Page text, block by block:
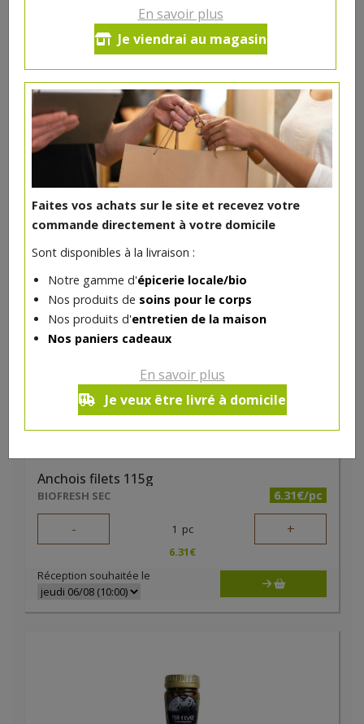
En savoir plus
Je viendrai au magasin
Faites vos achats sur le site et recevez votre
commande directement à votre domicile
Sont disponibles à la livraison :
Notre gamme d'épicerie locale/bio
Nos produits de soins pour le corps
Nos produits d'entretien de la maison
Nos paniers cadeaux
En savoir plus
Je veux être livré à domicile
Haricots verts bio 340g Luna
Terra Demeter
- 1
2.04
Réception souhaitée le
DANS LA MÊME CATÉGORIE ...
Anchois filets 115g
BIOFRESH SEC 6.31€/pc
- 1 pc +
6.31€
Réception souhaitée le